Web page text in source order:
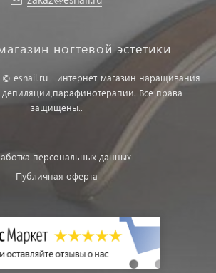
ногтевой эстетики
esnail.ru - интернет-магазин наращивания
депиляции,парафинотерапии. Все права
защищены..
персональных данных
Публичная оферта